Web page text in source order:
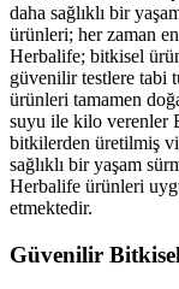
daha sağlıklı bir
ürünleri; her zaman
Herbalife; bitkisel
güvenilir testlere tabi
ürünleri tamamen
suyu ile kilo verenler
bitkilerden üretilmiş
sağlıklı bir yaşam
Herbalife ürünleri
etmektedir.
Güvenilir